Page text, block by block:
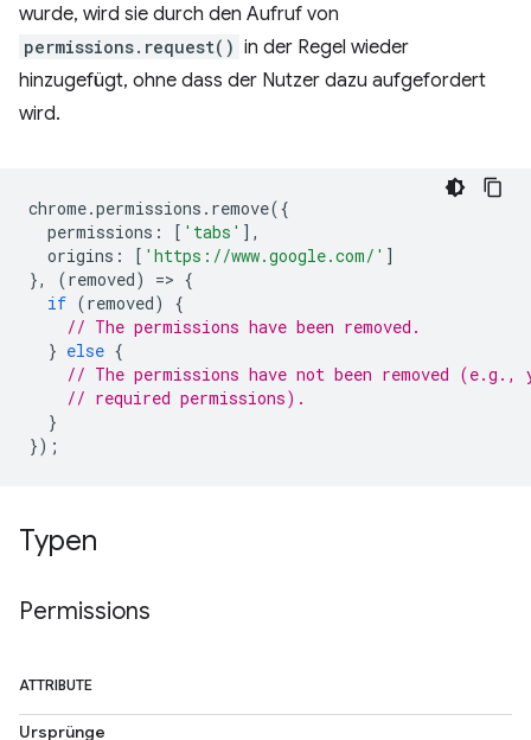
wurde, wird sie durch den Aufruf von
permissions.request() in der Regel wieder
hinzugefügt, ohne dass der Nutzer dazu aufgefordert
wird.
chrome.permissions . remove({
permissions : [ 'tabs' ],
origins : [ 'https://www.google.com/' ]
},
(removed) => {
if (removed)
{
// The permissions have been removed.
} else {
// The permissions have not been removed (e.g.,
// required permissions).
}
});
Typen
Permissions
ATTRIBUTE
Ursprünge